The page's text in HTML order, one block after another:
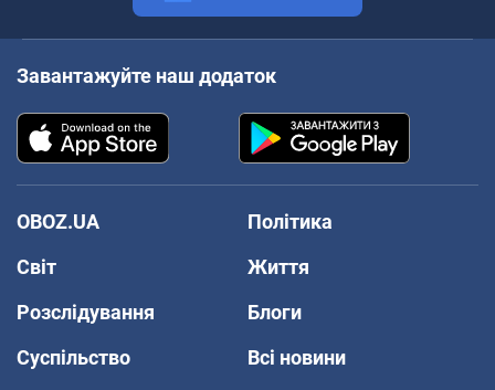
Завантажуйте наш додаток
OBOZ.UA
Політика
Світ
Життя
Розслідування
Блоги
Суспільство
Всі новини